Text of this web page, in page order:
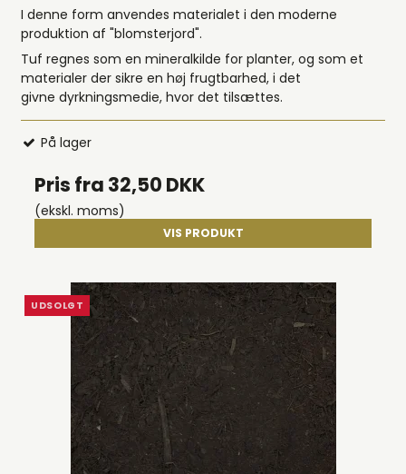
I denne form anvendes materialet i den moderne
produktion af "blomsterjord".
Tuf regnes som en mineralkilde for planter, og som et
materialer der sikre en høj frugtbarhed, i det
givne dyrkningsmedie, hvor det tilsættes.
På lager
Pris fra 32,50 DKK
(ekskl. moms)
VIS PRODUKT
UDSOLGT